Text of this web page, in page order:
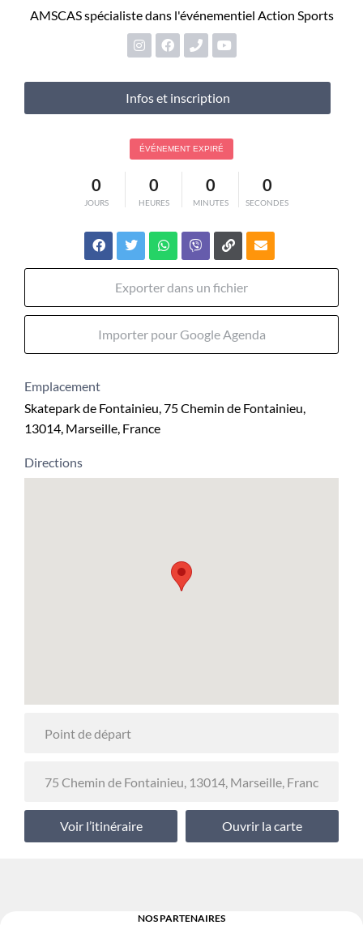
AMSCAS spécialiste dans l'événementiel Action Sports
Infos et inscription
ÉVÉNEMENT EXPIRÉ
0
JOURS
0
HEURES
0
MINUTES
0
SECONDES
Exporter dans un fichier
Importer pour Google Agenda
Emplacement
Skatepark de Fontainieu, 75 Chemin de Fontainieu,
13014, Marseille, France
Directions
Voir l’itinéraire Ouvrir la carte
NOS PARTENAIRES